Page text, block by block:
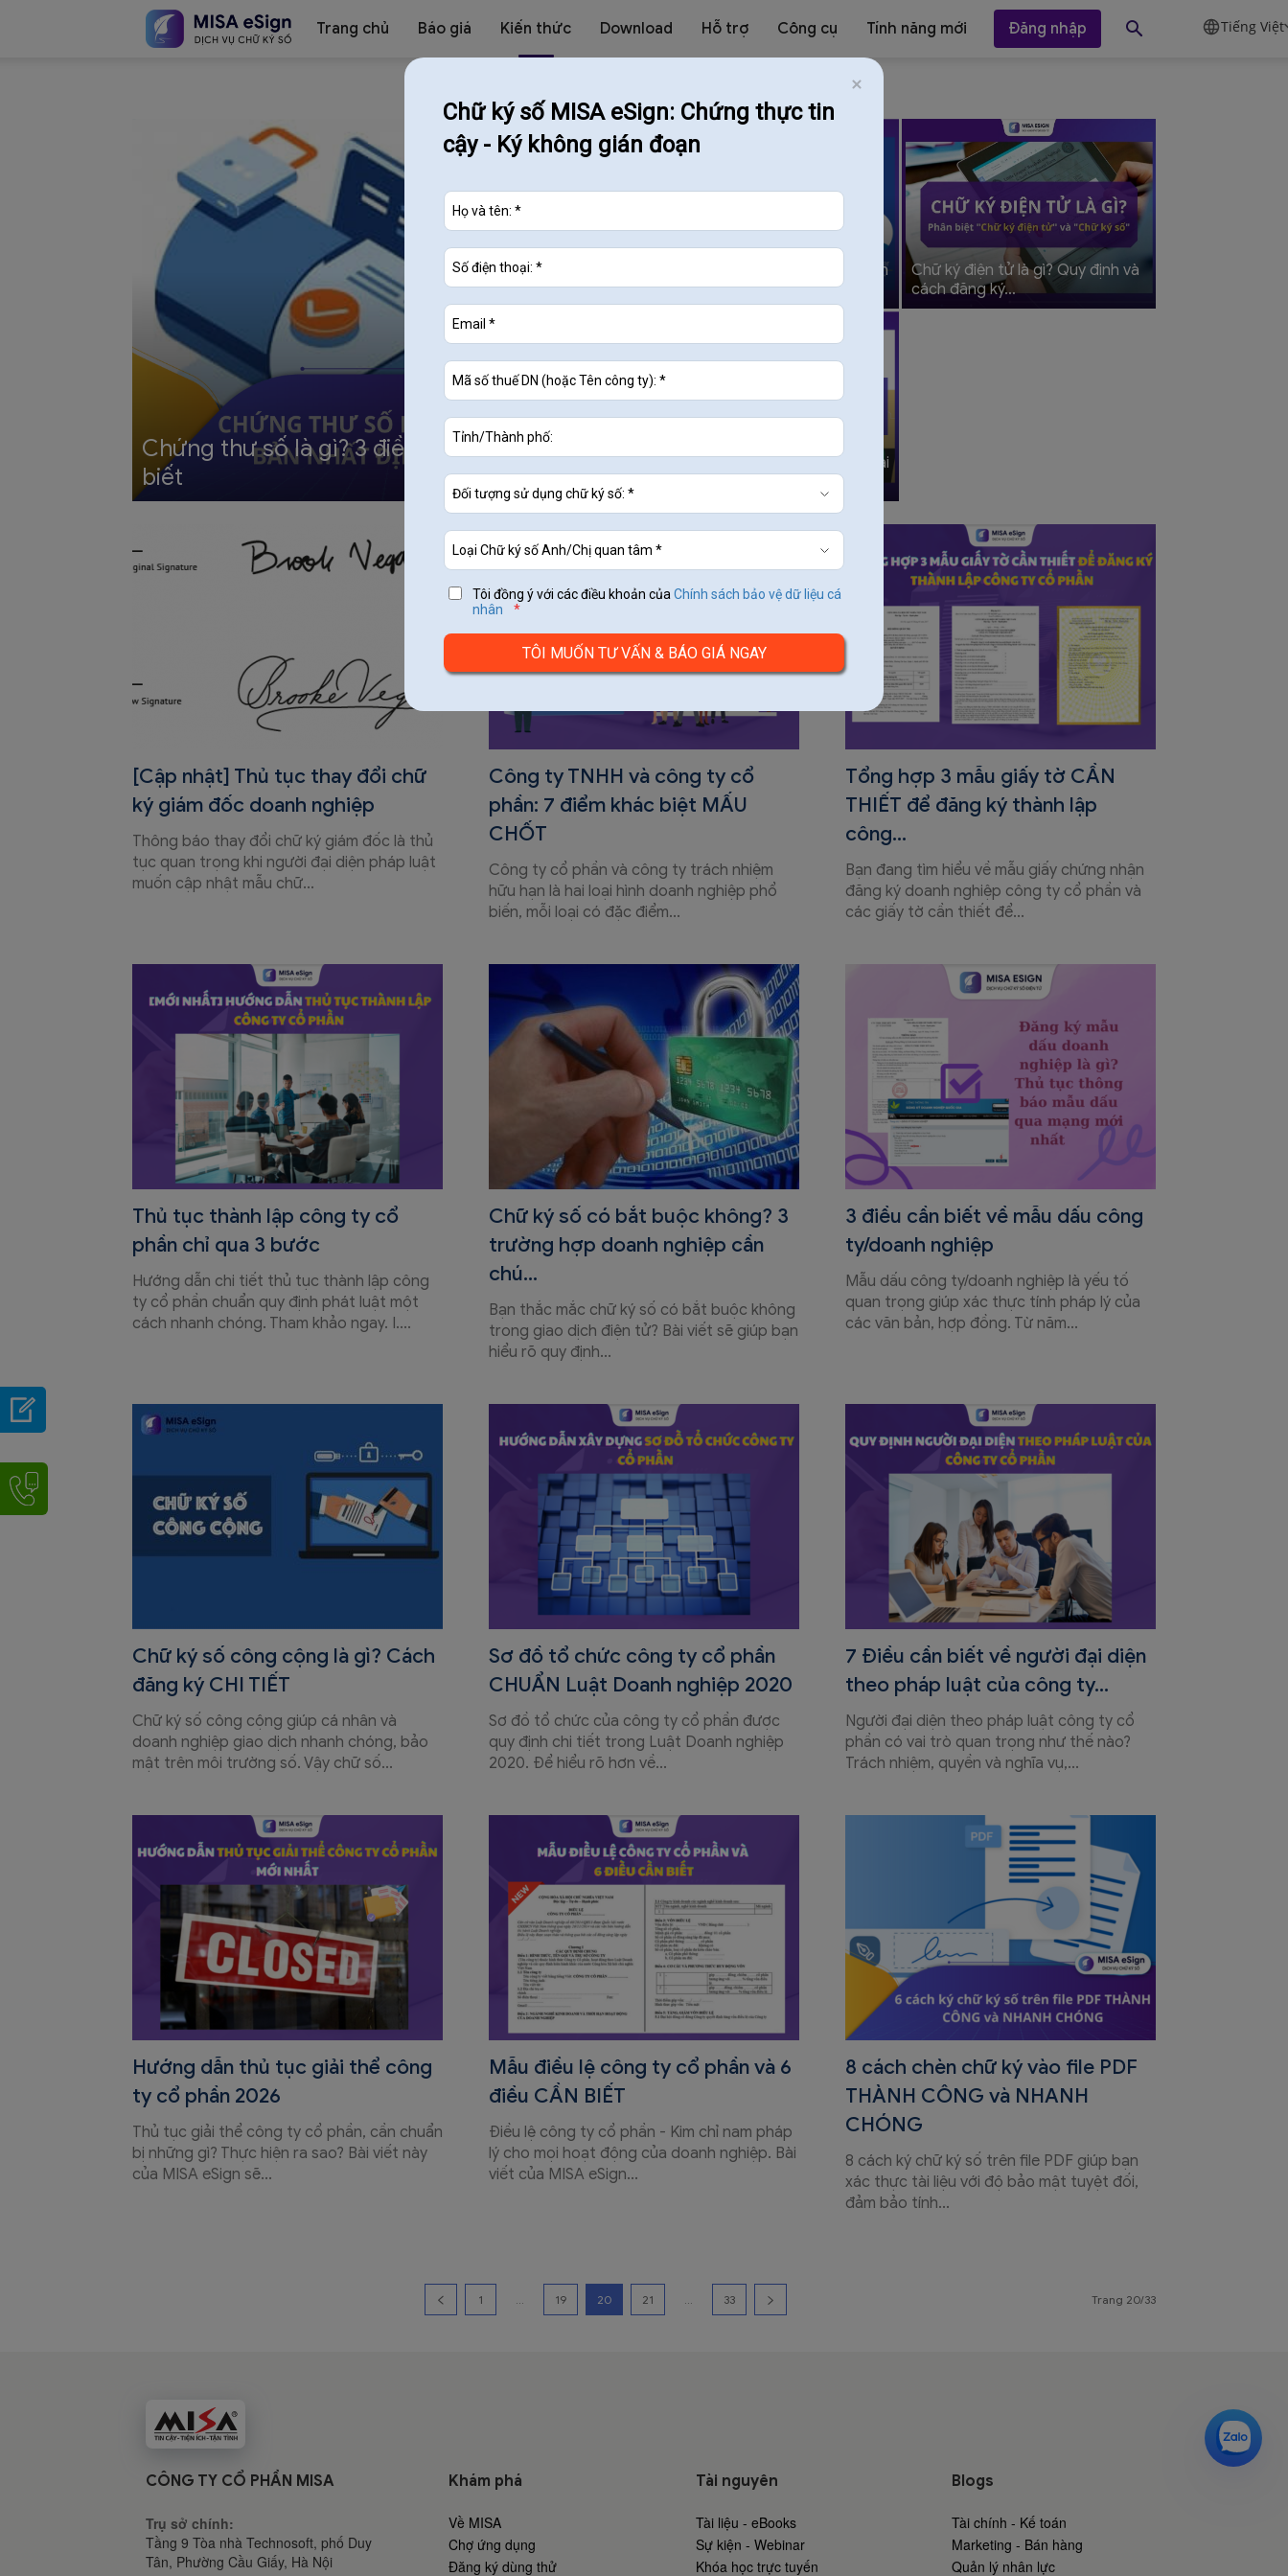
số
Tiếng Việt
Trang chủ Báo giá Kiến thức Download Hỗ trợ Công cụ Tính năng mới Đăng nhập
Chứng thư số là gì? 3 điều cơ bản cần phải
biết
Chữ ký số là gì? Quy định và cách
đăng ký sử…
Chữ ký điện tử là gì? Quy định và
cách đăng ký…
Chữ ký số không cần Token - Giải
[Cập nhật] Thủ tục thay đổi chữ
ký giám đốc doanh nghiệp
Thông báo thay đổi chữ ký giám đốc là thủ
tục quan trọng khi người đại diện pháp luật
muốn cập nhật mẫu chữ...
Công ty TNHH và công ty cổ
phần: 7 điểm khác biệt MẤU
CHỐT
Công ty cổ phần và công ty trách nhiệm
hữu hạn là hai loại hình doanh nghiệp phổ
biến, mỗi loại có đặc điểm...
Tổng hợp 3 mẫu giấy tờ CẦN
THIẾT để đăng ký thành lập
công...
Bạn đang tìm hiểu về mẫu giấy chứng nhận
đăng ký doanh nghiệp công ty cổ phần và
các giấy tờ cần thiết để...
Thủ tục thành lập công ty cổ
phần chỉ qua 3 bước
Hướng dẫn chi tiết thủ tục thành lập công
ty cổ phần chuẩn quy định phát luật một
cách nhanh chóng. Tham khảo ngay. I....
Chữ ký số có bắt buộc không? 3
trường hợp doanh nghiệp cần
chú...
Bạn thắc mắc chữ ký số có bắt buộc không
trong giao dịch điện tử? Bài viết sẽ giúp bạn
hiểu rõ quy định...
3 điều cần biết về mẫu dấu công
ty/doanh nghiệp
Mẫu dấu công ty/doanh nghiệp là yếu tố
quan trọng giúp xác thực tính pháp lý của
các văn bản, hợp đồng. Từ năm...
Chữ ký số công cộng là gì? Cách
đăng ký CHI TIẾT
Chữ ký số công cộng giúp cá nhân và
doanh nghiệp giao dịch nhanh chóng, bảo
mật trên môi trường số. Vậy chữ số...
Sơ đồ tổ chức công ty cổ phần
CHUẨN Luật Doanh nghiệp 2020
Sơ đồ tổ chức của công ty cổ phần được
quy định chi tiết trong Luật Doanh nghiệp
2020. Để hiểu rõ hơn về...
7 Điều cần biết về người đại diện
theo pháp luật của công ty...
Người đại diện theo pháp luật công ty cổ
phần có vai trò quan trọng như thế nào?
Trách nhiệm, quyền và nghĩa vụ,...
Hướng dẫn thủ tục giải thể công
ty cổ phần 2026
Thủ tục giải thể công ty cổ phần, cần chuẩn
bị những gì? Thực hiện ra sao? Bài viết này
của MISA eSign sẽ...
Mẫu điều lệ công ty cổ phần và 6
điều CẦN BIẾT
Điều lệ công ty cổ phần - Kim chỉ nam pháp
lý cho mọi hoạt động của doanh nghiệp. Bài
viết của MISA eSign...
8 cách chèn chữ ký vào file PDF
THÀNH CÔNG và NHANH
CHÓNG
8 cách ký chữ ký số trên file PDF giúp bạn
xác thực tài liệu với độ bảo mật tuyệt đối,
đảm bảo tính...
1 ... 19 20 21 ... 33 Trang 20/33
CÔNG TY CỔ PHẦN MISA
Trụ sở chính:
Tầng 9 Tòa nhà Technosoft, phố Duy
Tân, Phường Cầu Giấy, Hà Nội
Khám phá
Về MISA
Chợ ứng dụng
Đăng ký dùng thử
Tài nguyên
Tài liệu - eBooks
Sự kiện - Webinar
Khóa học trực tuyến
Blogs
Tài chính - Kế toán
Marketing - Bán hàng
Quản lý nhân lực
Chữ ký số MISA eSign: Chứng thực tin
cậy - Ký không gián đoạn
Tôi đồng ý với các điều khoản của Chính sách bảo vệ dữ liệu cá
nhân
*